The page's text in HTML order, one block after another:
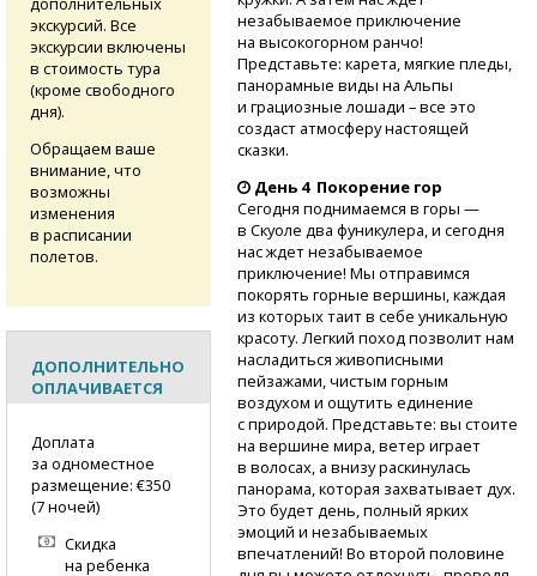
незабываемое приключение
на высокогорном ранчо!
Представьте: карета, мягкие пледы,
панорамные виды на Альпы
и грациозные лошади – все это
создаст атмосферу настоящей
сказки.
День 4 Покорение гор
Сегодня поднимаемся в горы —
в Скуоле два фуникулера, и сегодня
нас ждет незабываемое
приключение! Мы отправимся
покорять горные вершины, каждая
из которых таит в себе уникальную
красоту. Легкий поход позволит нам
насладиться живописными
пейзажами, чистым горным
воздухом и ощутить единение
с природой. Представьте: вы стоите
на вершине мира, ветер играет
в волосах, а внизу раскинулась
панорама, которая захватывает дух.
Это будет день, полный ярких
эмоций и незабываемых
впечатлений! Во второй половине
экскурсий. Все
экскурсии включены
в стоимость тура
(кроме свободного
дня).
Обращаем ваше
внимание, что
возможны
изменения
в расписании
полетов.
ДОПОЛНИТЕЛЬНО
ОПЛАЧИВАЕТСЯ
Доплата
за одноместное
размещение: €350
(7 ночей)
Скидка
на ребенка